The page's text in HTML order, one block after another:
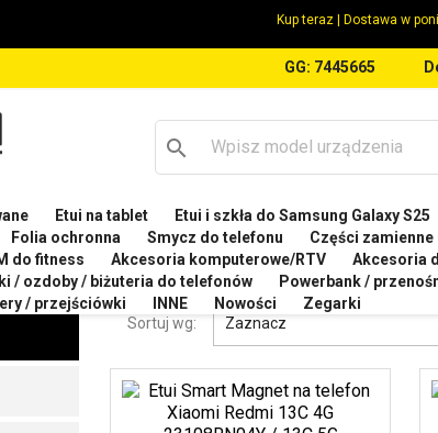
Kup teraz | Dostawa w
GG: 7445665
search
Etui na tablet Etui i szkła do Samsung Galaxy S25
Folia ochronna Smycz do telefonu Części zamienne
do fitness Akcesoria komputerowe/RTV Akcesoria
/ ozdoby / biżuteria do telefonów Powerbank /
/ przejściówki INNE Nowości Zegarki
Etui na telefon XIAOMI Etui do Xiaomi POCO C65
ETUI DO XIAOMI POCO C65
Sortuj wg: Zaznacz